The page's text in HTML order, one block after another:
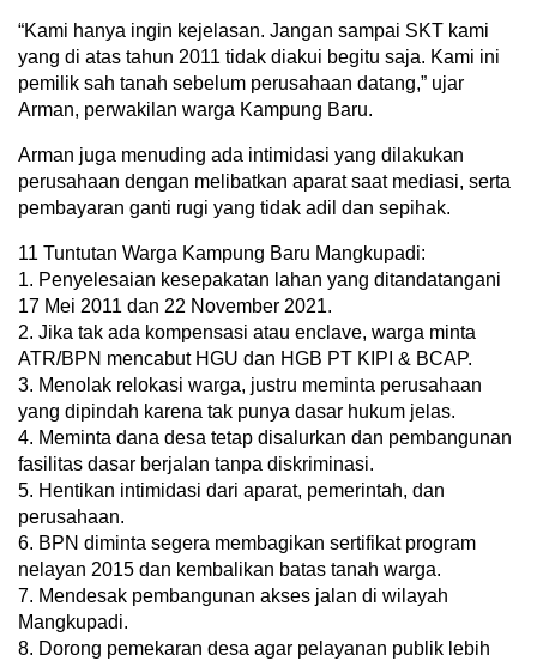
“Kami hanya ingin kejelasan. Jangan sampai SKT kami
yang di atas tahun 2011 tidak diakui begitu saja. Kami ini
pemilik sah tanah sebelum perusahaan datang,” ujar
Arman, perwakilan warga Kampung Baru.
Arman juga menuding ada intimidasi yang dilakukan
perusahaan dengan melibatkan aparat saat mediasi, serta
pembayaran ganti rugi yang tidak adil dan sepihak.
11 Tuntutan Warga Kampung Baru Mangkupadi:
1. Penyelesaian kesepakatan lahan yang ditandatangani
17 Mei 2011 dan 22 November 2021.
2. Jika tak ada kompensasi atau enclave, warga minta
ATR/BPN mencabut HGU dan HGB PT KIPI & BCAP.
3. Menolak relokasi warga, justru meminta perusahaan
yang dipindah karena tak punya dasar hukum jelas.
4. Meminta dana desa tetap disalurkan dan pembangunan
fasilitas dasar berjalan tanpa diskriminasi.
5. Hentikan intimidasi dari aparat, pemerintah, dan
perusahaan.
6. BPN diminta segera membagikan sertifikat program
nelayan 2015 dan kembalikan batas tanah warga.
7. Mendesak pembangunan akses jalan di wilayah
Mangkupadi.
8. Dorong pemekaran desa agar pelayanan publik lebih